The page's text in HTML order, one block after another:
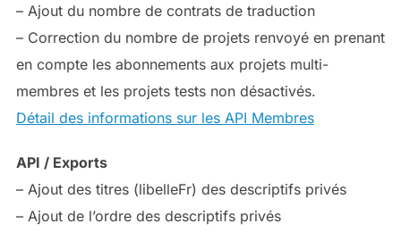
– Ajout du nombre de contrats de traduction
– Correction du nombre de projets renvoyé en prenant
en compte les abonnements aux projets multi-
membres et les projets tests non désactivés.
Détail des informations sur les API Membres
API / Exports
– Ajout des titres (libelleFr) des descriptifs privés
– Ajout de l’ordre des descriptifs privés